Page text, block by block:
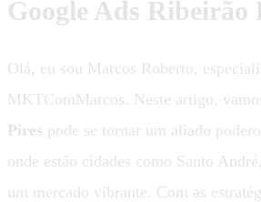
Google Ads Ribeirão
Olá, eu sou Marcos Roberto,
MKTComMarcos. Neste artigo,
Pires pode se tornar um aliado
onde estão cidades como Santo
um mercado vibrante. Com as